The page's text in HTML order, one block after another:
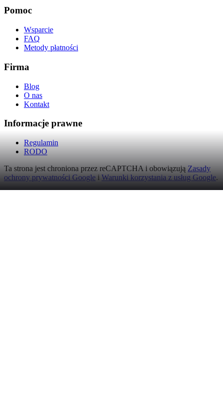
Pomoc
Wsparcie
FAQ
Metody płatności
Firma
Blog
O nas
Kontakt
Informacje prawne
Regulamin
RODO
Ta strona jest chroniona przez reCAPTCHA i obowiązują Zasady
ochrony prywatności Google i Warunki korzystania z usług Google.